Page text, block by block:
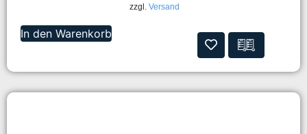
zzgl. Versand
In den Warenkorb